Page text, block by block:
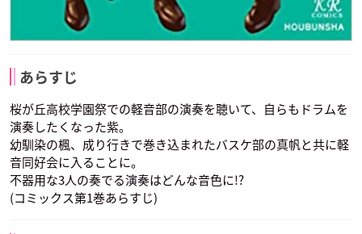
あらすじ
桜が丘高校学園祭での軽音部の演奏を聴いて、自らもドラムを
演奏したくなった紫。
幼馴染の楓、成り行きで巻き込まれたバスケ部の真帆と共に軽
音同好会に入ることに。
不器用な3人の奏でる演奏はどんな音色に!?
(コミックス第1巻あらすじ)